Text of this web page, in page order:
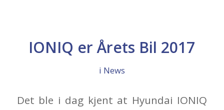
IONIQ er Årets Bil 2017
i News
Det ble i dag kjent at Hyundai IONIQ